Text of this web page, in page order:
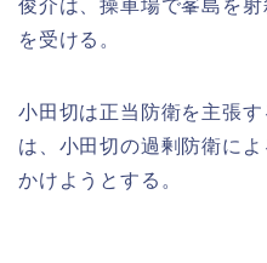
俊介は、操車場で峯島を
を受ける。
小田切は正当防衛を主張
は、小田切の過剰防衛に
かけようとする。